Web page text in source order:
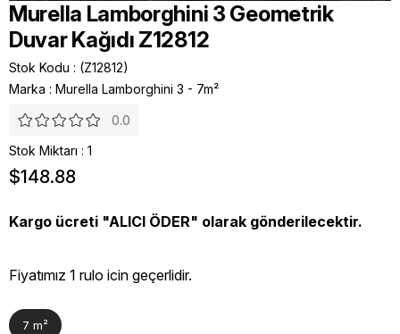
Murella Lamborghini 3 Geometrik
Duvar Kağıdı Z12812
Stok Kodu
(Z12812)
Marka : Murella Lamborghini 3 - 7m²
0.0
Stok Miktarı : 1
$148.88
Kargo ücreti "ALICI ÖDER" olarak gönderilecektir.
Fiyatımız 1 rulo icin geçerlidir.
7 m²